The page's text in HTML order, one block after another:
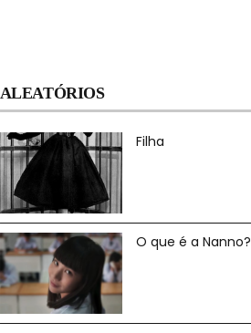
ALEATÓRIOS
Filha
O que é a Nanno?